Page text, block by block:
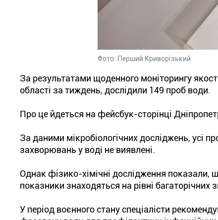
Фото: Перший Криворізький
За результатами щоденного моніторингу
області за тиждень, дослідили 149 проб води.
Про це йдеться на фейсбук-сторінці
За даними мікробіологічних досліджень, усі
захворювань у воді не виявлені.
Однак фізико-хімічні дослідження показали,
показники знаходяться на рівні багаторічних
У період воєнного стану спеціалісти